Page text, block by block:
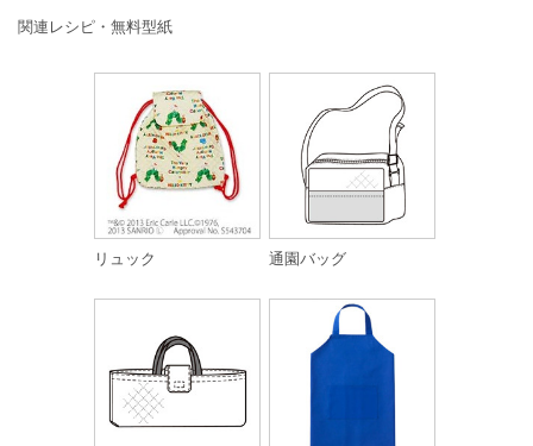
関連レシピ・無料型紙
リュック 通園バッグ